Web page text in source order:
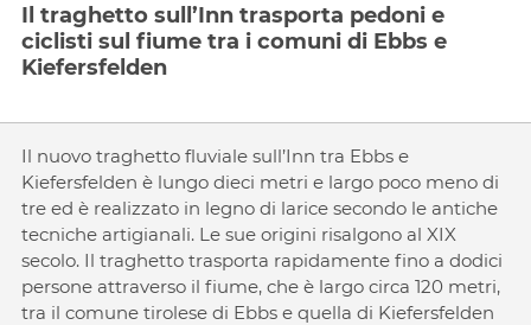
Il traghetto sull’Inn trasporta pedoni e
ciclisti sul fiume tra i comuni di Ebbs e
Kiefersfelden
Il nuovo traghetto fluviale sull’Inn tra Ebbs e
Kiefersfelden è lungo dieci metri e largo poco meno di
tre ed è realizzato in legno di larice secondo le antiche
tecniche artigianali. Le sue origini risalgono al XIX
secolo. Il traghetto trasporta rapidamente fino a dodici
persone attraverso il fiume, che è largo circa 120 metri,
tra il comune tirolese di Ebbs e quella di Kiefersfelden